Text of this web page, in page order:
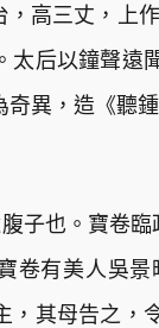
，高三丈，上
太后以鐘聲遠
異，造《聽
子也。寶卷
卷有美人吳
，其母告之，